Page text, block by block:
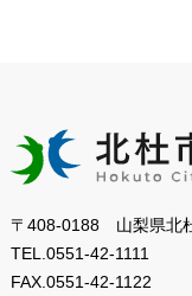
〒408-0188 山梨県北
TEL. 0551-42-1111
FAX. 0551-42-1122